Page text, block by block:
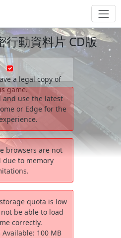
行動資料片 CD版
a legal copy of
game.
and use the latest
or Edge for the
browsers are not
due to memory
quota is low
be able to load
correctly.
Available: 100 MB